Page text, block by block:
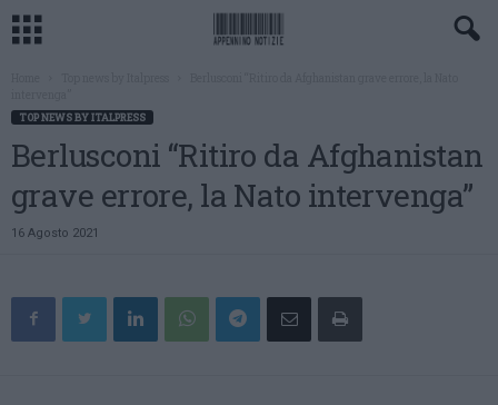
TOP NEWS BY ITALPRESS
Berlusconi “Ritiro da Afghanistan
grave errore, la Nato intervenga”
16 Agosto 2021